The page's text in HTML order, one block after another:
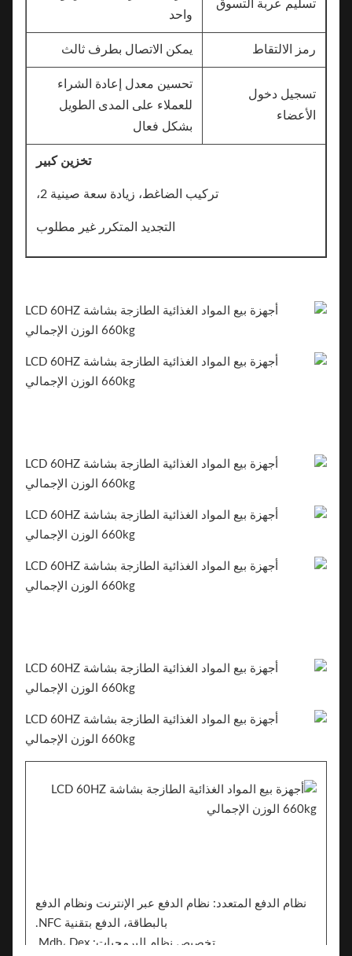
تسليم عربة التسوق
رمز الالتقاط يمكن الاتصال بطرف ثالث
تسجيل دخول
الأعضاء
تحسين معدل إعادة الشراء
للعملاء على المدى الطويل
بشكل فعال
تخزين كبير
تركيب الضاغط، زيادة سعة صينية 2،
التجديد المتكرر غير مطلوب
نظام الدفع المتعدد: نظام الدفع عبر الإنترنت ونظام الدفع
بالبطاقة، الدفع بتقنية NFC.
تخصيص نظام البرمجيات: Mdb، Dex.